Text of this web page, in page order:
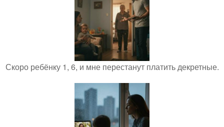
Скоро ребёнку 1, 6, и мне перестанут платить декретные.